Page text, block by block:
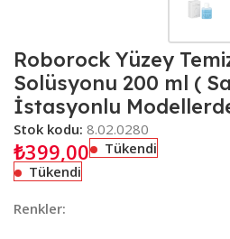
Roborock Yüzey
Solüsyonu 200 ml (
İstasyonlu Modellerde
Stok kodu: 8.02.0280
₺399,00
Tükendi
Tükendi
Renkler: